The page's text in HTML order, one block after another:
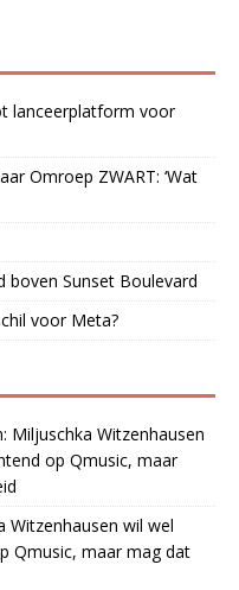
lanceerplatform voor
Omroep ZWART: ‘Wat
boven Sunset Boulevard
voor Meta?
Miljuschka Witzenhausen
op Qmusic, maar
Witzenhausen wil wel
Qmusic, maar mag dat